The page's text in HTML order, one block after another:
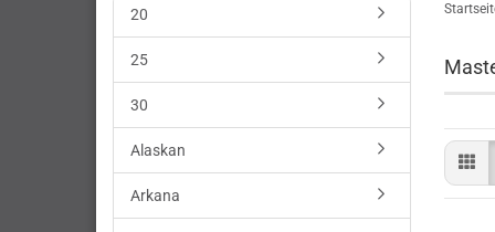
20
25
30
Alaskan
Arkana